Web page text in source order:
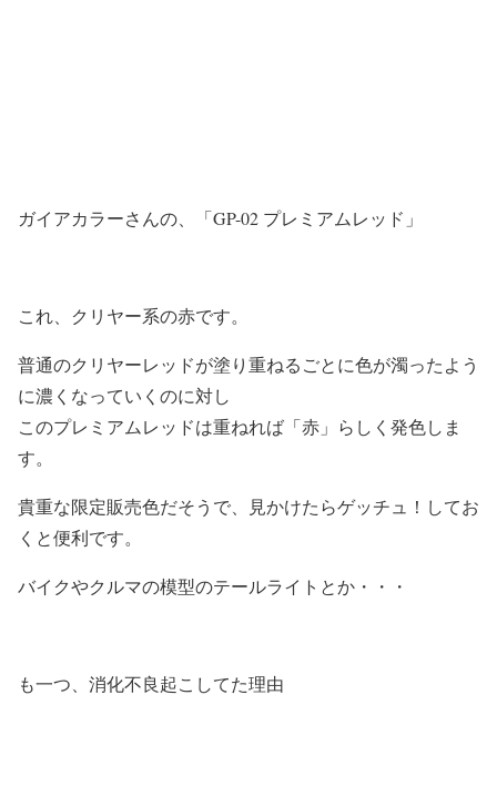
ガイアカラーさんの、「GP-02 プレミアムレッド」
これ、クリヤー系の赤です。
普通のクリヤーレッドが塗り重ねるごとに色が濁ったよう
に濃くなっていくのに対し
このプレミアムレッドは重ねれば「赤」らしく発色しま
す。
貴重な限定販売色だそうで、見かけたらゲッチュ！してお
くと便利です。
バイクやクルマの模型のテールライトとか・・・
も一つ、消化不良起こしてた理由